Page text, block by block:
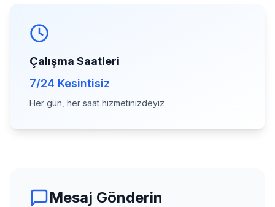
Çalışma Saatleri
7/24 Kesintisiz
Her gün, her saat hizmetinizdeyiz
Mesaj Gönderin